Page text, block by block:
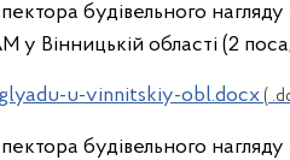
будівельного нагляду
у Вінницькій області (2
u-vinnitskiy-obl.docx (
будівельного нагляду